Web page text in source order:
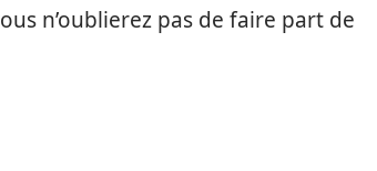
n’oublierez pas de faire part de